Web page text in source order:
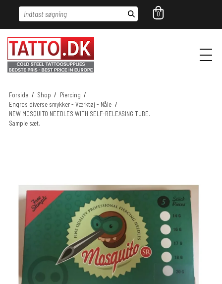
Indtast søgning 0
Forside / Shop / Piercing /
Engros diverse smykker - Værktøj - Nåle /
NEW MOSQUITO NEEDLES WITH SELF-RELEASING TUBE.
Sample sæt.